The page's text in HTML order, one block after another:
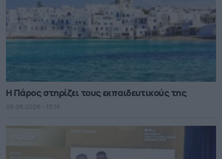
Η Πάρος στηρίζει τους εκπαιδευτικούς της
06.08.2026 - 15.16